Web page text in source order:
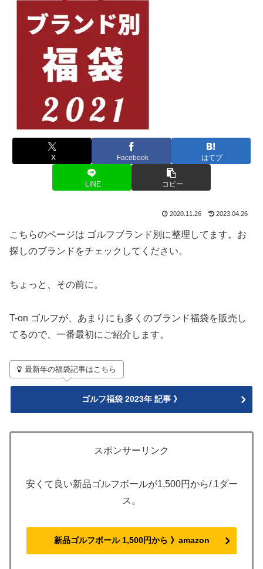
X Facebook はてブ
LINE コピー
2020.11.26 2023.04.26
こちらのページは ゴルフブランド別に整理してます。お
探しのブランドをチェックしてください。
ちょっと、その前に。
T-on ゴルフが、あまりにも多くのブランド福袋を販売し
てるので、一番最初にご紹介します。
最新年の福袋記事はこちら
ゴルフ福袋 2023年 記事 》
スポンサーリンク
安くて良い新品ゴルフボールが1,500円から/ 1ダー
ス。
新品ゴルフボール 1,500円から 》amazon